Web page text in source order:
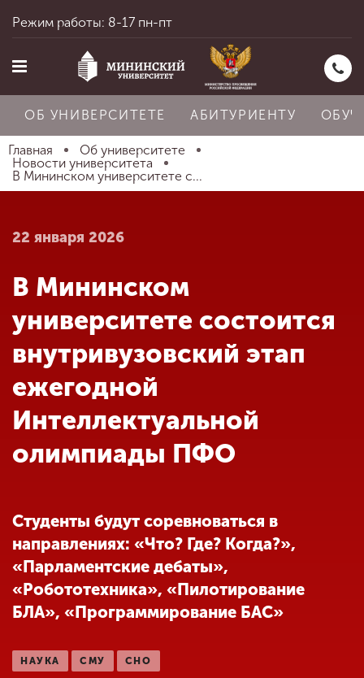
Главная
Абитуриенту
Обучение
Наука
Другие виды
деятельности
Студенческая жизнь
Режим работы: 8-17 пн-пт
ОБ УНИВЕРСИТЕТЕ АБИТУРИЕНТУ
Главная
Об университете
Новости университета
В Мининском университете с...
22 января 2026
В Мининском
университете состоится
внутривузовский этап
ежегодной
Интеллектуальной
олимпиады ПФО
Студенты будут соревноваться в
направлениях: «Что? Где? Когда?»,
«Парламентские дебаты»,
«Робототехника», «Пилотирование
БЛА», «Программирование БАС»
НАУКА СМУ СНО